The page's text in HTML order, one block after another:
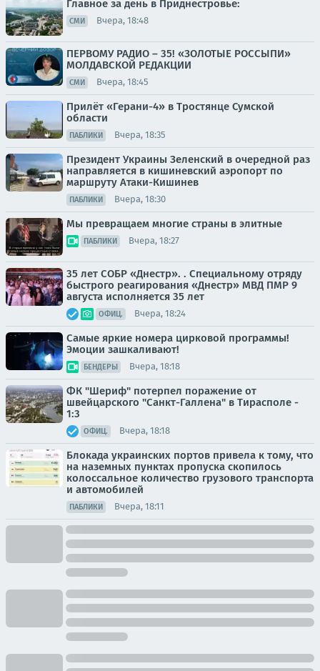
Главное за день в Приднестровье:
СМИ Вчера, 18:48
ПЕРВОМУ РАДИО – 35! «ЗОЛОТЫЕ РОССЫПИ»
МОЛДАВСКОЙ РЕДАКЦИИ
СМИ Вчера, 18:45
Прилёт «Герани-4» в Тростянце Сумской
области
ПАБЛИКИ Вчера, 18:35
Президент Украины Зеленский в очередной раз
направляется в кишиневский аэропорт по
маршруту Атаки-Кишинев
ПАБЛИКИ Вчера, 18:30
Мы превращаем многие страны в элитные
ПАБЛИКИ Вчера, 18:27
35 лет СОБР «Днестр». . Специальному отряду
быстрого реагирования «Днестр» МВД ПМР 9
августа исполняется 35 лет
ОФИЦ. Вчера, 18:24
Самые яркие номера цирковой программы!
Эмоции зашкаливают!
БЕНДЕРЫ Вчера, 18:18
ФК "Шериф" потерпел поражение от
швейцарского "Санкт-Галлена" в Тирасполе -
1:3
ОФИЦ. Вчера, 18:18
Блокада украинских портов привела к тому, что
на наземных пунктах пропуска скопилось
колоссальное количество грузового транспорта
и автомобилей
ПАБЛИКИ Вчера, 18:11